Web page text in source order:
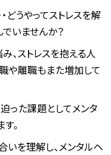
どうやってストレスを解
いませんか？
、ストレスを抱える人
や離職もまた増加して
った課題としてメンタ
。
いを理解し、メンタルヘ